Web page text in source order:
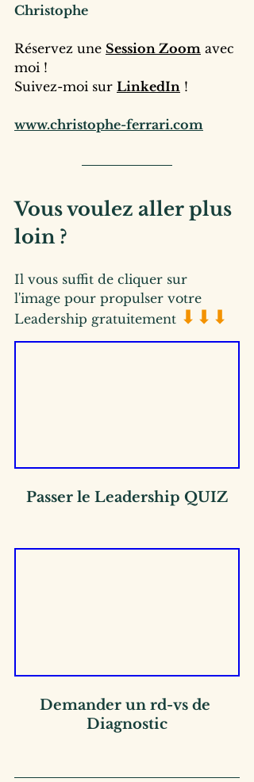
Christophe
Réservez une Session Zoom avec
moi !
Suivez-moi sur LinkedIn !
www.christophe-ferrari.com
Vous voulez aller plus
loin ?
Il vous suffit de cliquer sur
l'image pour propulser votre
Leadership gratuitement ⬇⬇⬇
Passer le Leadership QUIZ
Demander un rd-vs de
Diagnostic